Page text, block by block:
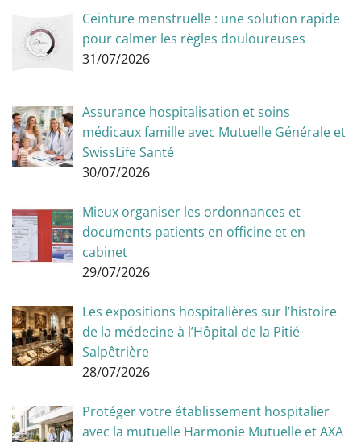
Ceinture menstruelle : une solution rapide
pour calmer les règles douloureuses
31/07/2026
Assurance hospitalisation et soins
médicaux famille avec Mutuelle Générale et
SwissLife Santé
30/07/2026
Mieux organiser les ordonnances et
documents patients en officine et en
cabinet
29/07/2026
Les expositions hospitalières sur l’histoire
de la médecine à l’Hôpital de la Pitié-
Salpêtrière
28/07/2026
Protéger votre établissement hospitalier
avec la mutuelle Harmonie Mutuelle et AXA